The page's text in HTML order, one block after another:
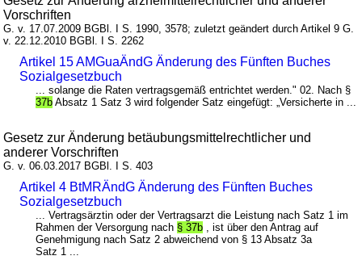
Vorschriften
G. v. 17.07.2009 BGBl. I S. 1990, 3578; zuletzt geändert durch Artikel 9 G.
v. 22.12.2010 BGBl. I S. 2262
Artikel 15 AMGuaÄndG Änderung des Fünften Buches
Sozialgesetzbuch
... solange die Raten vertragsgemäß entrichtet werden." 02. Nach §
37b Absatz 1 Satz 3 wird folgender Satz eingefügt: „Versicherte in ...
Gesetz zur Änderung betäubungsmittelrechtlicher und
anderer Vorschriften
G. v. 06.03.2017 BGBl. I S. 403
Artikel 4 BtMRÄndG Änderung des Fünften Buches
Sozialgesetzbuch
... Vertragsärztin oder der Vertragsarzt die Leistung nach Satz 1 im
Rahmen der Versorgung nach § 37b , ist über den Antrag auf
Genehmigung nach Satz 2 abweichend von § 13 Absatz 3a
Satz 1 ...